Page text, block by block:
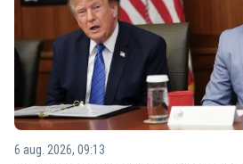
6 aug. 2026, 09:13